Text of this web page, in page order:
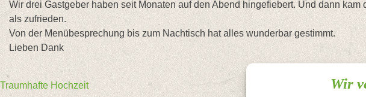
Wir
Wir drei Gastgeber haben seit Monaten auf den Abend hingefiebert. Und dann
als zufrieden.
Von der Menübesprechung bis zum Nachtisch hat alles wunderbar gestimmt.
Lieben Dank
Beitragsnavigation
Traumhafte Hochzeit